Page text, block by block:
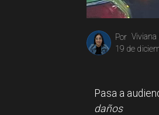
Viviana
Por
19 de
Pasa a
daños